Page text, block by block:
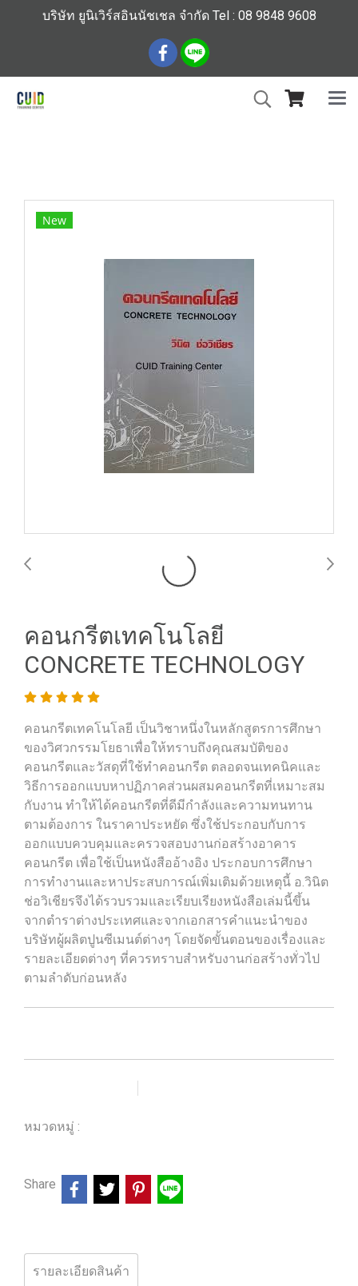
บริษัท ยูนิเวิร์สอินนัชเชล จำกัด Tel : 08 9848 9608
New
คอนกรีตเทคโนโลยี
CONCRETE TECHNOLOGY
คอนกรีตเทคโนโลยี เป็นวิชาหนึ่งในหลักสูตรการศึกษา
ของวิศวกรรมโยธาเพื่อให้ทราบถึงคุณสมบัติของ
คอนกรีตและวัสดุที่ใช้ทำคอนกรีต ตลอดจนเทคนิคและ
วิธีการออกแบบหาปฏิภาคส่วนผสมคอนกรีตที่เหมาะสม
กับงาน ทำให้ได้คอนกรีตที่ดีมีกำลังและความทนทาน
ตามต้องการ ในราคาประหยัด ซึ่งใช้ประกอบกับการ
ออกแบบควบคุมและครวจสอบงานก่อสร้างอาคาร
คอนกรีต เพื่อใช้เป็นหนังสืออ้างอิง ประกอบการศึกษา
การทำงานและหาประสบการณ์เพิ่มเติมด้วยเหตุนี้ อ.วินิต
ช่อวิเชียรจึงได้รวบรวมและเรียบเรียงหนังสือเล่มนี้ขึ้น
จากตำราต่างประเทศและจากเอกสารคำแนะนำของ
บริษัทผู้ผลิตปูนซีเมนต์ต่างๆ โดยจัดขั้นตอนของเรื่องและ
รายละเอียดต่างๆ ที่ควรทราบสำหรับงานก่อสร้างทั่วไป
ตามลำดับก่อนหลัง
หมวดหมู่ :
Share
รายละเอียดสินค้า